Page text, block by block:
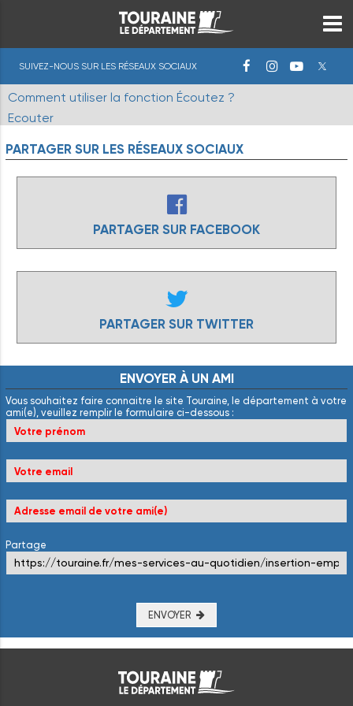
SUIVEZ-NOUS SUR LES RÉSEAUX SOCIAUX
Comment utiliser la fonction Écoutez ?
Ecouter
PARTAGER SUR LES RÉSEAUX SOCIAUX
PARTAGER SUR FACEBOOK
PARTAGER SUR TWITTER
ENVOYER À UN AMI
Vous souhaitez faire connaitre le site Touraine, le département à votre
ami(e), veuillez remplir le formulaire ci-dessous :
Partage
ENVOYER